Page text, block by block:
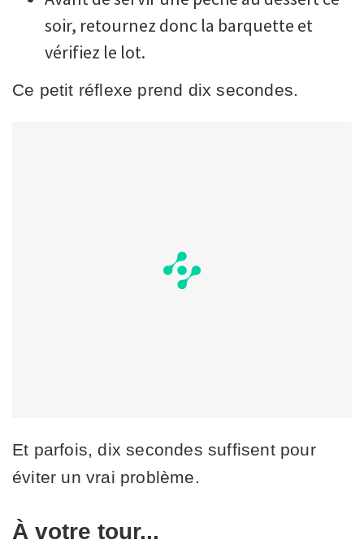
soir, retournez donc la barquette et
vérifiez le lot.
Ce petit réflexe prend dix secondes.
Et parfois, dix secondes suffisent pour
éviter un vrai problème.
À votre tour...